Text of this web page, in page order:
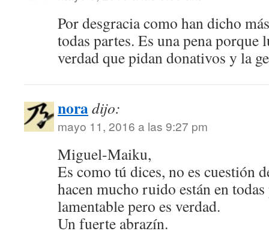
Por desgracia como han dicho
todas partes. Es una pena porque
verdad que pidan donativos y la
noradijo:
mayo 11, 2016 a las 9:27 pm
Miguel-Maiku,
Es como tú dices, no es cuestión
hacen mucho ruido están en
lamentable pero es verdad.
Un fuerte abrazín.